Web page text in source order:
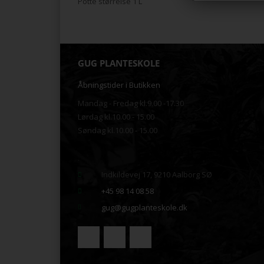
GUG PLANTESKOLE
Åbningstider i Butikken
Mandag - Fredag kl.9.00 -17.30
Lørdag kl.10.00 - 15.00
Søndag kl.10.00 - 15.00
Indkildevej 17, 9210 Aalborg SØ
+45 98 14 08 58
gug@gugplanteskole.dk